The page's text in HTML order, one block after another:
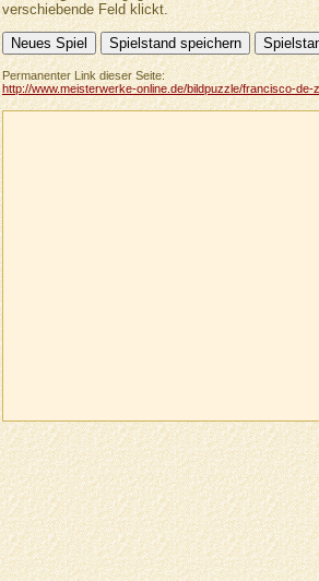
verschiebende Feld klickt.
Permanenter Link dieser Seite:
http://www.meisterwerke-online.de/bildpuzzle/francisco-